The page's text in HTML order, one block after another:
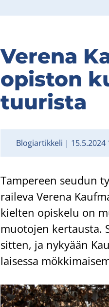
Ve­re­na
opis­ton
tuu­ris­ta
Blogiartikkeli 15.5.2024
Tam­pe­reen seu­dun
rai­le­va Ve­re­na
kiel­ten opis­ke­lu on
muo­to­jen ker­taus­ta.
sit­ten, ja ny­ky­ään
lai­ses­sa